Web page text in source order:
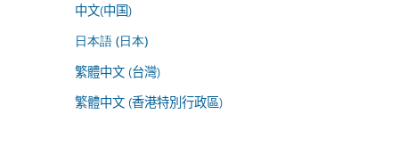
中文(中国)
日本語 (日本)
繁體中文 (台灣)
繁體中文 (香港特別行政區)